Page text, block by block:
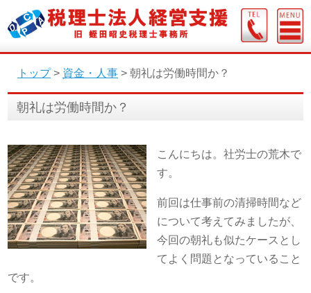
トップ> 資金・人事 > 朝礼は労働時間か？
朝礼は労働時間か？
こんにちは。社労士の荒木で
す。
前回は仕事前の清掃時間など
について考えてみましたが、
今回の朝礼も似たケースとし
てよく問題となっていること
です。